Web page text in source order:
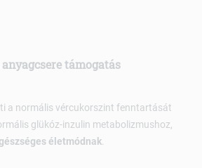
támogatás
a normális vércukorszint fenntartását
glükóz-inzulin metabolizmushoz,
életmódnak